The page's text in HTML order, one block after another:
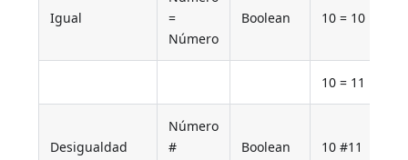
Igual
=
Número
Boolean 10 = 10
10 = 11
Desigualdad
Número
#
Boolean 10 #11